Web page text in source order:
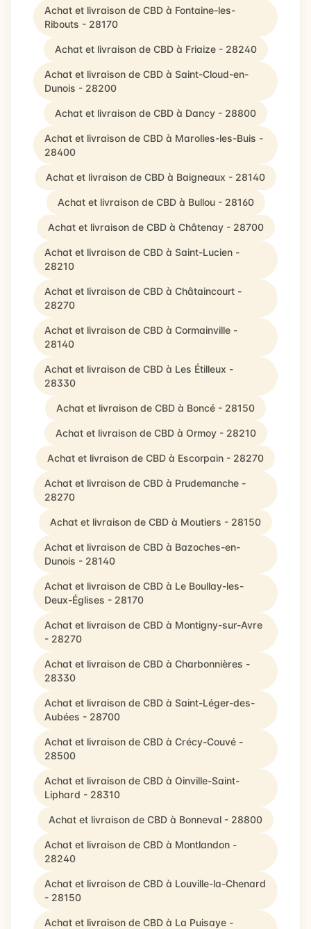
Achat et livraison de CBD à Fontaine-les-
Ribouts - 28170
Achat et livraison de CBD à Friaize - 28240
Achat et livraison de CBD à Saint-Cloud-en-
Dunois - 28200
Achat et livraison de CBD à Dancy - 28800
Achat et livraison de CBD à Marolles-les-Buis -
28400
Achat et livraison de CBD à Baigneaux - 28140
Achat et livraison de CBD à Bullou - 28160
Achat et livraison de CBD à Châtenay - 28700
Achat et livraison de CBD à Saint-Lucien -
28210
Achat et livraison de CBD à Châtaincourt -
28270
Achat et livraison de CBD à Cormainville -
28140
Achat et livraison de CBD à Les Étilleux -
28330
Achat et livraison de CBD à Boncé - 28150
Achat et livraison de CBD à Ormoy - 28210
Achat et livraison de CBD à Escorpain - 28270
Achat et livraison de CBD à Prudemanche -
28270
Achat et livraison de CBD à Moutiers - 28150
Achat et livraison de CBD à Bazoches-en-
Dunois - 28140
Achat et livraison de CBD à Le Boullay-les-
Deux-Églises - 28170
Achat et livraison de CBD à Montigny-sur-Avre
- 28270
Achat et livraison de CBD à Charbonnières -
28330
Achat et livraison de CBD à Saint-Léger-des-
Aubées - 28700
Achat et livraison de CBD à Crécy-Couvé -
28500
Achat et livraison de CBD à Oinville-Saint-
Liphard - 28310
Achat et livraison de CBD à Bonneval - 28800
Achat et livraison de CBD à Montlandon -
28240
Achat et livraison de CBD à Louville-la-Chenard
- 28150
Achat et livraison de CBD à La Puisaye -